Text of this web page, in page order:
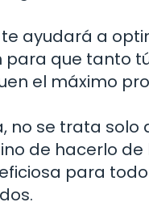
ayudará a
para que tanto
el máximo
no se trata solo
de hacerlo
para